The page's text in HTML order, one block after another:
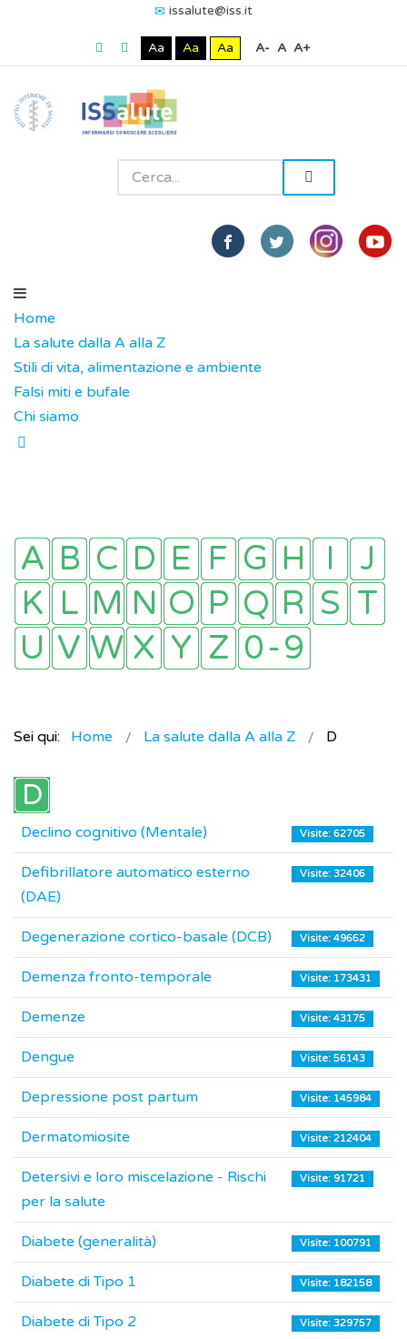
issalute@iss.it
Aa Aa Aa A- A A+
Home
La salute dalla A alla Z
Stili di vita, alimentazione e ambiente
Falsi miti e bufale
Chi siamo
Sei qui: Home La salute dalla A alla Z D
Declino cognitivo (Mentale) Visite: 62705
Defibrillatore automatico esterno
(DAE)
Visite: 32406
Degenerazione cortico-basale (DCB) Visite: 49662
Demenza fronto-temporale Visite: 173431
Demenze Visite: 43175
Dengue Visite: 56143
Depressione post partum Visite: 145984
Dermatomiosite Visite: 212404
Detersivi e loro miscelazione - Rischi
per la salute
Visite: 91721
Diabete (generalità) Visite: 100791
Diabete di Tipo 1 Visite: 182158
Diabete di Tipo 2 Visite: 329757